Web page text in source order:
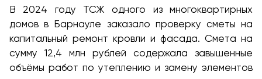
В 2024 году ТСЖ одного из многоквартирных
домов в Барнауле заказало проверку сметы на
капитальный ремонт кровли и фасада. Смета на
сумму 12,4 млн рублей содержала завышенные
объёмы работ по утеплению и замену элементов